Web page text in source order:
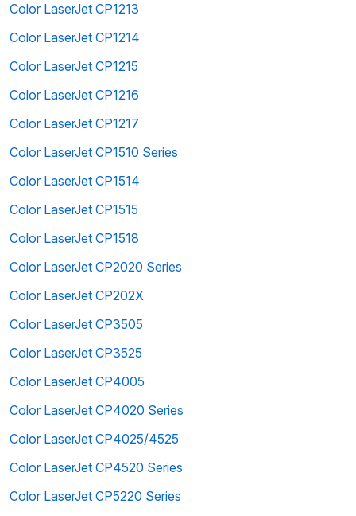
Color LaserJet CP1213
Color LaserJet CP1214
Color LaserJet CP1215
Color LaserJet CP1216
Color LaserJet CP1217
Color LaserJet CP1510 Series
Color LaserJet CP1514
Color LaserJet CP1515
Color LaserJet CP1518
Color LaserJet CP2020 Series
Color LaserJet CP202X
Color LaserJet CP3505
Color LaserJet CP3525
Color LaserJet CP4005
Color LaserJet CP4020 Series
Color LaserJet CP4025/4525
Color LaserJet CP4520 Series
Color LaserJet CP5220 Series